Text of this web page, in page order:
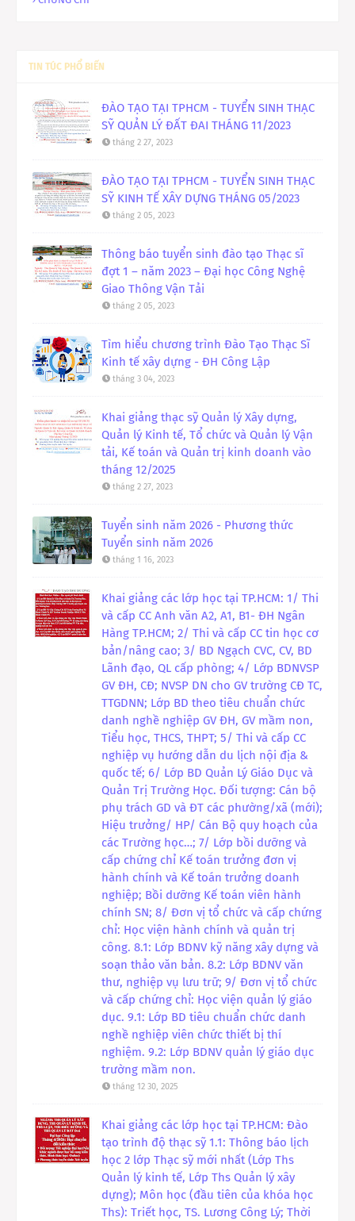
TIN TÚC PHỔ BIẾN
ĐÀO TẠO TẠI TPHCM - TUYỂN SINH THẠC
SỸ QUẢN LÝ ĐẤT ĐAI THÁNG 11/2023
tháng 2 27, 2023
ĐÀO TẠO TẠI TPHCM - TUYỂN SINH THẠC
SỸ KINH TẾ XÂY DỰNG THÁNG 05/2023
tháng 2 05, 2023
Thông báo tuyển sinh đào tạo Thạc sĩ
đợt 1 – năm 2023 – Đại học Công Nghệ
Giao Thông Vận Tải
tháng 2 05, 2023
Tìm hiểu chương trình Đào Tạo Thạc Sĩ
Kinh tế xây dựng - ĐH Công Lập
tháng 3 04, 2023
Khai giảng thạc sỹ Quản lý Xây dựng,
Quản lý Kinh tế, Tổ chức và Quản lý Vận
tải, Kế toán và Quản trị kinh doanh vào
tháng 12/2025
tháng 2 27, 2023
Tuyển sinh năm 2026 - Phương thức
Tuyển sinh năm 2026
tháng 1 16, 2023
Khai giảng các lớp học tại TP.HCM: 1/ Thi
và cấp CC Anh văn A2, A1, B1- ĐH Ngân
Hàng TP.HCM; 2/ Thi và cấp CC tin học cơ
bản/nâng cao; 3/ BD Ngạch CVC, CV, BD
Lãnh đạo, QL cấp phòng; 4/ Lớp BDNVSP
GV ĐH, CĐ; NVSP DN cho GV trường CĐ TC,
TTGDNN; Lớp BD theo tiêu chuẩn chức
danh nghề nghiệp GV ĐH, GV mầm non,
Tiểu học, THCS, THPT; 5/ Thi và cấp CC
nghiệp vụ hướng dẫn du lịch nội địa &
quốc tế; 6/ Lớp BD Quản Lý Giáo Dục và
Quản Trị Trường Học. Đối tượng: Cán bộ
phụ trách GD và ĐT các phường/xã (mới);
Hiệu trưởng/ HP/ Cán Bộ quy hoạch của
các Trường học…; 7/ Lớp bồi dưỡng và
cấp chứng chỉ Kế toán trưởng đơn vị
hành chính và Kế toán trưởng doanh
nghiệp; Bồi dưỡng Kế toán viên hành
chính SN; 8/ Đơn vị tổ chức và cấp chứng
chỉ: Học viện hành chính và quản trị
công. 8.1: Lớp BDNV kỹ năng xây dựng và
soạn thảo văn bản. 8.2: Lớp BDNV văn
thư, nghiệp vụ lưu trữ; 9/ Đơn vị tổ chức
và cấp chứng chỉ: Học viện quản lý giáo
dục. 9.1: Lớp BD tiêu chuẩn chức danh
nghề nghiệp viên chức thiết bị thí
nghiệm. 9.2: Lớp BDNV quản lý giáo dục
trường mầm non.
tháng 12 30, 2025
Khai giảng các lớp học tại TP.HCM: Đào
tạo trình độ thạc sỹ 1.1: Thông báo lịch
học 2 lớp Thạc sỹ mới nhất (Lớp Ths
Quản lý kinh tế, Lớp Ths Quản lý xây
dựng); Môn học (đầu tiên của khóa học
Ths): Triết học, TS. Lương Công Lý; Thời